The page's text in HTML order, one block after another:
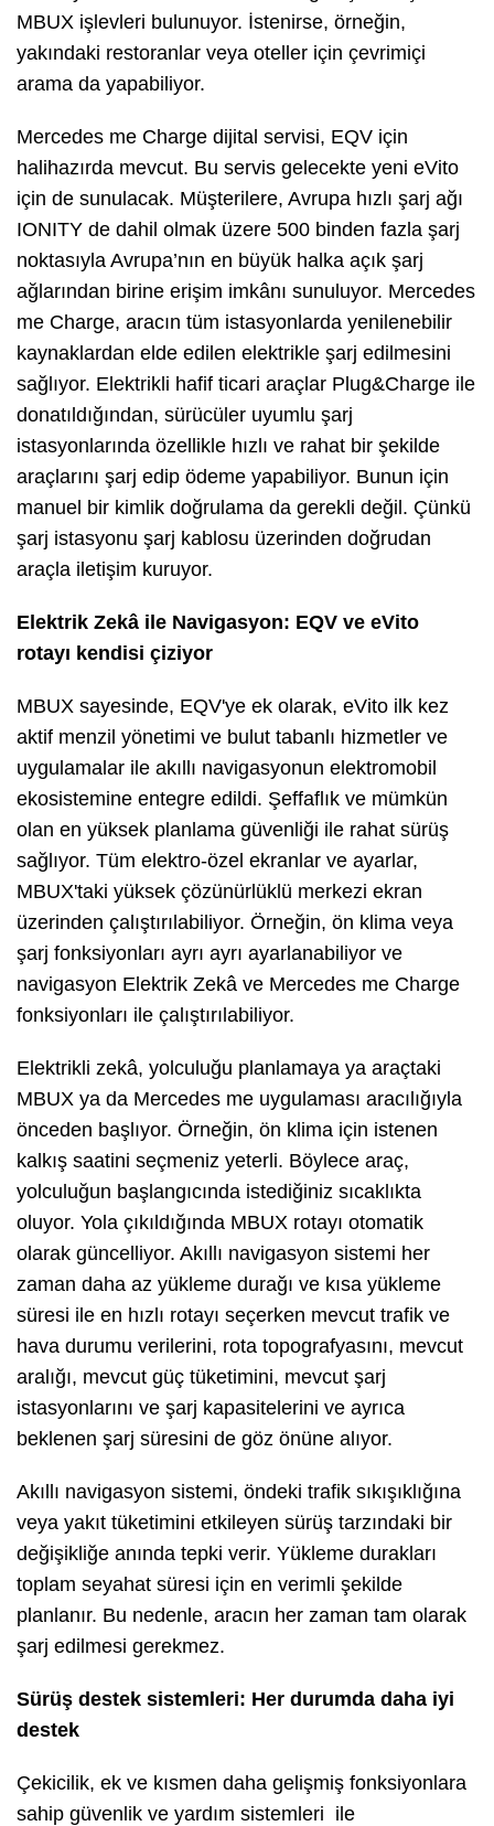
MBUX işlevleri bulunuyor. İstenirse, örneğin,
yakındaki restoranlar veya oteller için çevrimiçi
arama da yapabiliyor.
Mercedes me Charge dijital servisi, EQV için
halihazırda mevcut. Bu servis gelecekte yeni eVito
için de sunulacak. Müşterilere, Avrupa hızlı şarj ağı
IONITY de dahil olmak üzere 500 binden fazla şarj
noktasıyla Avrupa’nın en büyük halka açık şarj
ağlarından birine erişim imkânı sunuluyor. Mercedes
me Charge, aracın tüm istasyonlarda yenilenebilir
kaynaklardan elde edilen elektrikle şarj edilmesini
sağlıyor. Elektrikli hafif ticari araçlar Plug&Charge ile
donatıldığından, sürücüler uyumlu şarj
istasyonlarında özellikle hızlı ve rahat bir şekilde
araçlarını şarj edip ödeme yapabiliyor. Bunun için
manuel bir kimlik doğrulama da gerekli değil. Çünkü
şarj istasyonu şarj kablosu üzerinden doğrudan
araçla iletişim kuruyor.
Elektrik Zekâ ile Navigasyon: EQV ve eVito
rotayı kendisi çiziyor
MBUX sayesinde, EQV'ye ek olarak, eVito ilk kez
aktif menzil yönetimi ve bulut tabanlı hizmetler ve
uygulamalar ile akıllı navigasyonun elektromobil
ekosistemine entegre edildi. Şeffaflık ve mümkün
olan en yüksek planlama güvenliği ile rahat sürüş
sağlıyor. Tüm elektro-özel ekranlar ve ayarlar,
MBUX'taki yüksek çözünürlüklü merkezi ekran
üzerinden çalıştırılabiliyor. Örneğin, ön klima veya
şarj fonksiyonları ayrı ayrı ayarlanabiliyor ve
navigasyon Elektrik Zekâ ve Mercedes me Charge
fonksiyonları ile çalıştırılabiliyor.
Elektrikli zekâ, yolculuğu planlamaya ya araçtaki
MBUX ya da Mercedes me uygulaması aracılığıyla
önceden başlıyor. Örneğin, ön klima için istenen
kalkış saatini seçmeniz yeterli. Böylece araç,
yolculuğun başlangıcında istediğiniz sıcaklıkta
oluyor. Yola çıkıldığında MBUX rotayı otomatik
olarak güncelliyor. Akıllı navigasyon sistemi her
zaman daha az yükleme durağı ve kısa yükleme
süresi ile en hızlı rotayı seçerken mevcut trafik ve
hava durumu verilerini, rota topografyasını, mevcut
aralığı, mevcut güç tüketimini, mevcut şarj
istasyonlarını ve şarj kapasitelerini ve ayrıca
beklenen şarj süresini de göz önüne alıyor.
Akıllı navigasyon sistemi, öndeki trafik sıkışıklığına
veya yakıt tüketimini etkileyen sürüş tarzındaki bir
değişikliğe anında tepki verir. Yükleme durakları
toplam seyahat süresi için en verimli şekilde
planlanır. Bu nedenle, aracın her zaman tam olarak
şarj edilmesi gerekmez.
Sürüş destek sistemleri: Her durumda daha iyi
destek
Çekicilik, ek ve kısmen daha gelişmiş fonksiyonlara
sahip güvenlik ve yardım sistemleri ile